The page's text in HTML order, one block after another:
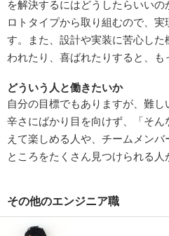
を解決するにはどうしたらいい
ロトタイプから取り組むので、
す。また、設計や実装に苦心し
われたり、喜ばれたりすると、も
どういう人と働きたいか
自分の目標でもありますが、難
辛さにばかり目を向けず、「そ
えて楽しめる人や、チームメン
ところをたくさん見つけられる人
その他のエンジニア職